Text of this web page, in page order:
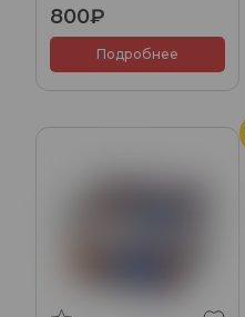
100 гр.
800₽
Подробнее